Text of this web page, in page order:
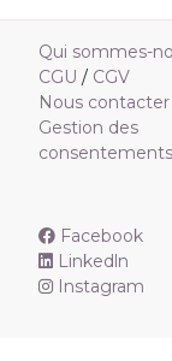
Qui sommes-
CGU / CGV
Nous contacter
Gestion des
consentements
Facebook
Linkedln
Instagram